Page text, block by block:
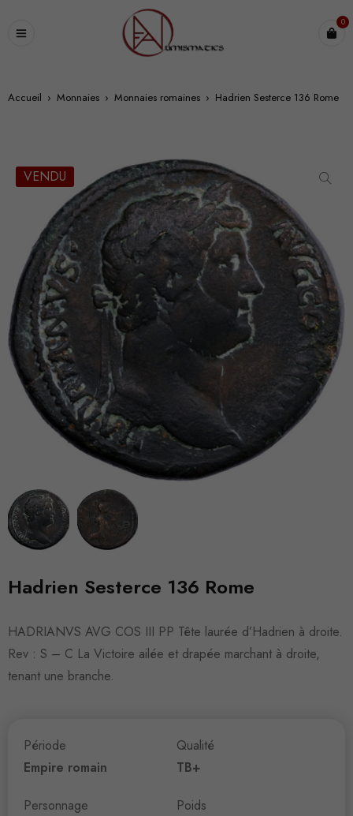
0
Accueil › Monnaies › Monnaies romaines › Hadrien Sesterce 136 Rome
VENDU
Hadrien Sesterce 136 Rome
HADRIANVS AVG COS III PP Tête laurée d’Hadrien à droite.
Rev : S – C La Victoire ailée et drapée marchant à droite,
tenant une branche.
Période
Empire romain
Personnage
Qualité
TB+
Poids